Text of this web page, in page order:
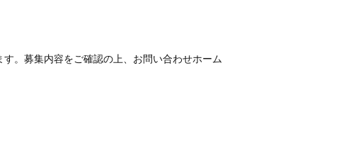
。募集内容をご確認の上、お問い合わせホーム